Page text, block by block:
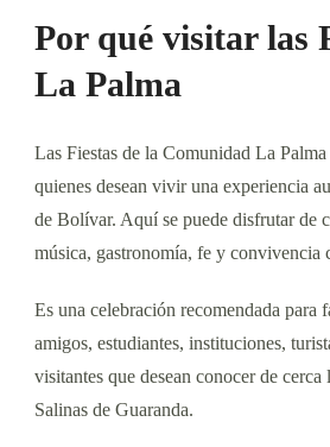
Por qué visitar las
La Palma
Las Fiestas de la Comunidad La Palma
quienes desean vivir una experiencia
de Bolívar. Aquí se puede disfrutar de
música, gastronomía, fe y convivencia
Es una celebración recomendada para
amigos, estudiantes, instituciones,
visitantes que desean conocer de cerca
Salinas de Guaranda.